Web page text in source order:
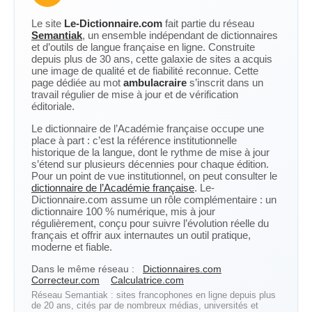
Le site Le-Dictionnaire.com fait partie du réseau
Semantiak, un ensemble indépendant de dictionnaires
et d’outils de langue française en ligne. Construite
depuis plus de 30 ans, cette galaxie de sites a acquis
une image de qualité et de fiabilité reconnue. Cette
page dédiée au mot ambulacraire s’inscrit dans un
travail régulier de mise à jour et de vérification
éditoriale.
Le dictionnaire de l’Académie française occupe une
place à part : c’est la référence institutionnelle
historique de la langue, dont le rythme de mise à jour
s’étend sur plusieurs décennies pour chaque édition.
Pour un point de vue institutionnel, on peut consulter le
dictionnaire de l’Académie française. Le-
Dictionnaire.com assume un rôle complémentaire : un
dictionnaire 100 % numérique, mis à jour
régulièrement, conçu pour suivre l’évolution réelle du
français et offrir aux internautes un outil pratique,
moderne et fiable.
Dans le même réseau :
Dictionnaires.com
Correcteur.com
Calculatrice.com
Réseau Semantiak : sites francophones en ligne depuis plus
de 20 ans, cités par de nombreux médias, universités et